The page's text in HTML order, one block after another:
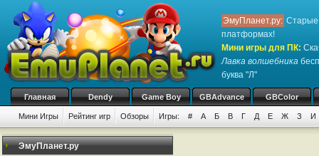
ЭмуПланет.ру: Старые
платформах!
Мини игры для ПК:
Лавка волшебника
буква "Л"
Главная Dendy Game Boy GBAdvance GBColor
Мини Игры Рейтинг игр Обзоры Игры: # А Б В Г Д Е Ж З И
ЭмуПланет.ру